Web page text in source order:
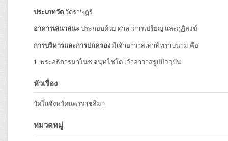
ประเภทวัด วัดราษฎร์
อาคารเสนาสนะ ประกอบด้วย ศาลาการเปรียญ และกุฏิสงฆ์
การบริหารและการปกครอง มีเจ้าอาวาสเท่าที่ทราบนาม คือ
1. พระอธิการมาโนช จนฺทโชโต เจ้าอาวาสรูปปัจจุบัน
หัวเรื่อง
วัดในจังหวัดนครราชสีมา
หมวดหมู่